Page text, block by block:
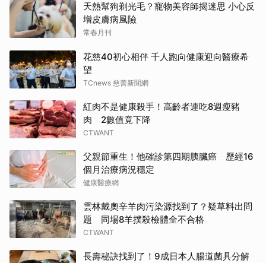
天熱幫狗剃光毛？寵物美容師揭迷思 小心反
增皮膚病風險
常春月刊
花慈40初心相伴 千人跑向健康迎向醫療希
望
TCnews 慈善新聞網
紅肉不是健康殺手！高齡者連吃8週瘦豬
肉 2數值竟下降
CTWANT
父親節重生！他確診第四期胰臟癌 歷經16
個月治療病況穩定
健康醫療網
雲林戴奧辛羊肉污染源找到了？疑草料出問
題 同場8羊撲殺檢體全不合格
CTWANT
長壽秘訣找到了！9成日本人腸道菌具分解